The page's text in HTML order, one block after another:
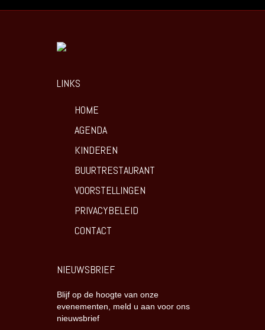
LINKS
HOME
AGENDA
KINDEREN
BUURTRESTAURANT
VOORSTELLINGEN
PRIVACYBELEID
CONTACT
NIEUWSBRIEF
Blijf op de hoogte van onze
evenementen, meld u aan voor ons
nieuwsbrief